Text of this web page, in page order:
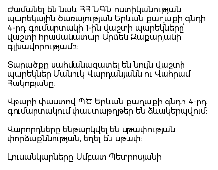
Ժամանել են նաև ՀՀ ՆԳՆ ոստիկանության
պարեկային ծառայության Երևան քաղաքի գնդի
4-րդ գումարտակի 1-ին վաշտի պարեկները՝
վաշտի հրամանատար Արմեն Զաքարյանի
գլխավորությամբ:
Տարածքը սահմանազատել են նույն վաշտի
պարեկներ Մանուկ Վարդանյանն ու Վահրամ
Հակոբյանը:
Վթարի փաստով ՊԾ Երևան քաղաքի գնդի 4-րդ
գումարտակում փաստաթղթեր են ձևակերպվում:
Վարորդները ենթարկվել են սթափության
փորձաքննության, եղել են սթափ:
Լուսանկարները՝ Սմբատ Պետրոսյանի